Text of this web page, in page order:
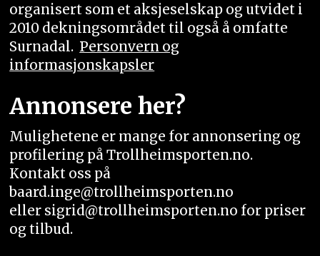
organisert som et aksjeselskap og utvidet i
2010 dekningsområdet til også å omfatte
Surnadal. Personvern og
informasjonskapsler
Annonsere her?
Mulighetene er mange for annonsering og
profilering på Trollheimsporten.no.
Kontakt oss på
baard.inge@trollheimsporten.no
eller sigrid@trollheimsporten.no for priser
og tilbud.